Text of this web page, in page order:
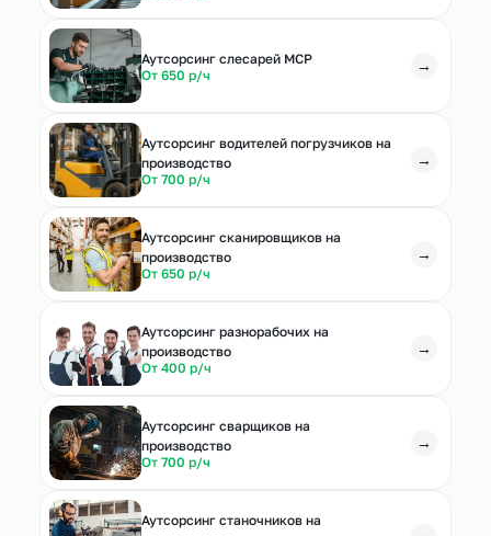
Аутсорсинг слесарей МСР
От 650 р/ч
→
Аутсорсинг водителей погрузчиков на
производство
От 700 р/ч
→
Аутсорсинг сканировщиков на
производство
От 650 р/ч
→
Аутсорсинг разнорабочих на
производство
От 400 р/ч
→
Аутсорсинг сварщиков на
производство
От 700 р/ч
→
Аутсорсинг станочников на